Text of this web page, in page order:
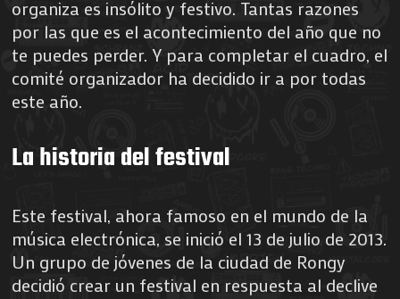
organiza es insólito y festivo. Tantas razones
por las que es el acontecimiento del año que no
te puedes perder. Y para completar el cuadro, el
comité organizador ha decidido ir a por todas
este año.
La historia del festival
Este festival, ahora famoso en el mundo de la
música electrónica, se inició el 13 de julio de 2013.
Un grupo de jóvenes de la ciudad de Rongy
decidió crear un festival en respuesta al declive